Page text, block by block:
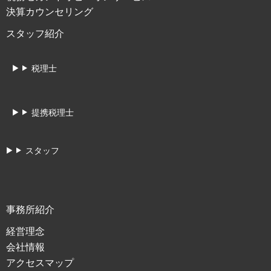
決算カウンセリング
スタッフ紹介
税理士
提携税理士
スタッフ
事務所紹介
経営理念
会社情報
アクセスマップ